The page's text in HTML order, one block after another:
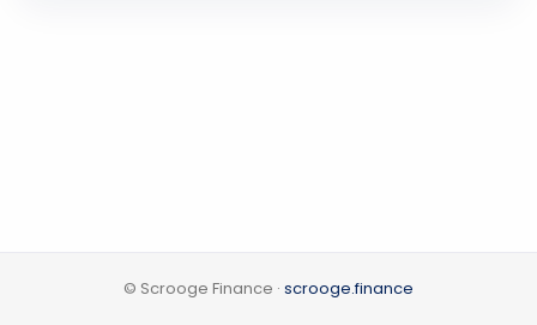
© Scrooge Finance · scrooge.finance